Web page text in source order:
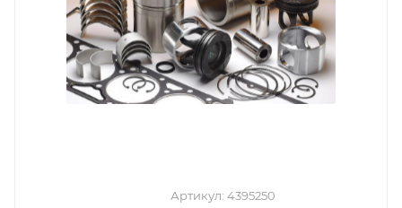
Артикул: 4395250